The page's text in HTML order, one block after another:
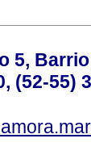
5,
(52-55)